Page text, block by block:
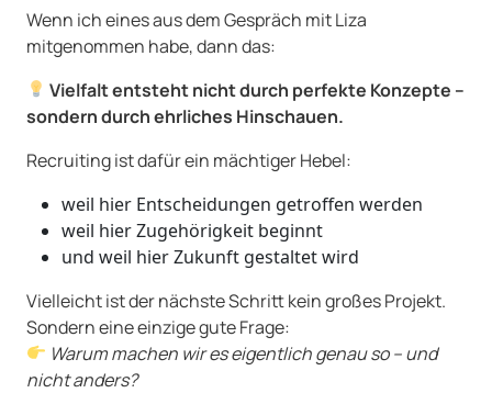
Wenn ich eines aus dem Gespräch mit Liza
mitgenommen habe, dann das:
Vielfalt entsteht nicht durch perfekte Konzepte –
sondern durch ehrliches Hinschauen.
Recruiting ist dafür ein mächtiger Hebel:
weil hier Entscheidungen getroffen werden
weil hier Zugehörigkeit beginnt
und weil hier Zukunft gestaltet wird
Vielleicht ist der nächste Schritt kein großes Projekt.
Sondern eine einzige gute Frage:
Warum machen wir es eigentlich genau so – und
nicht anders?